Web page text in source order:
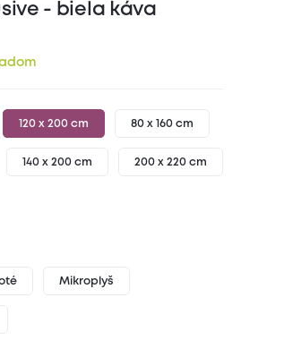
- biela káva
120 x 200 cm 80 x 160 cm
140 x 200 cm 200 x 220 cm
Mikroplyš